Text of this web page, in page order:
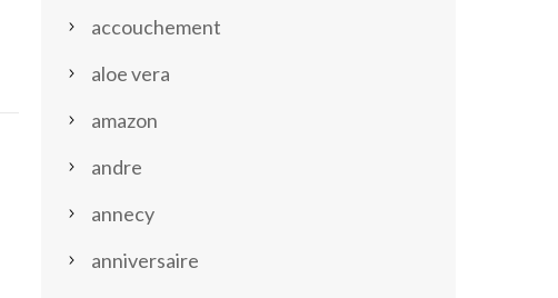
accouchement
aloe vera
amazon
andre
annecy
anniversaire